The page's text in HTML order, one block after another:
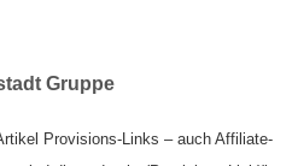
Gruppe
Provisions-Links – auch Affiliate-